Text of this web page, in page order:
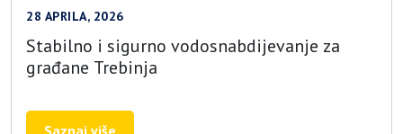
28 APRILA, 2026
Stabilno i sigurno vodosnabdijevanje za
građane Trebinja
Saznaj više